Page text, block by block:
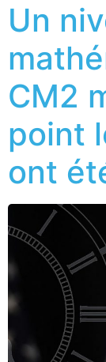
Un
CM2
point
ont